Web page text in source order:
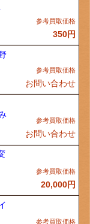
350円
お問い合わせ
お問い合わせ
20,000円